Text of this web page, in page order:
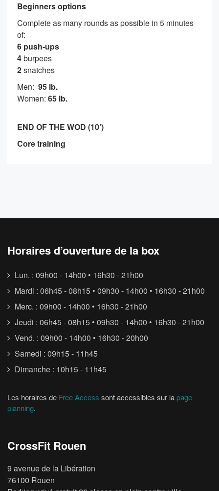
Beginners options
Complete as many rounds as possible in 5 minutes
of:
6 push-ups
4burpees
2snatches
Men: 95 lb.
Women: 65 lb.
END OF THE WOD (10’)
Core training
Horaires d’ouverture de la box
Lun. : 09h00 - 14h00 • 16h30 - 21h00
Mardi : 06h45 - 08h15 • 09h30 - 14h00 • 16h30 - 21h00
Merc. : 09h00 - 14h00 • 16h30 - 21h00
Jeudi : 06h45 - 08h15 • 09h30 - 14h00 • 16h30 - 21h00
Vend. : 09h00 - 14h00 • 16h30 - 20h00
Samedi : 09h15 - 11h45
Dimanche : 10h15 - 11h45
Les horaires de Free Access sont accessibles sur la page
planning.
CrossFit Rouen
9 avenue de la Libération
76100 Rouen